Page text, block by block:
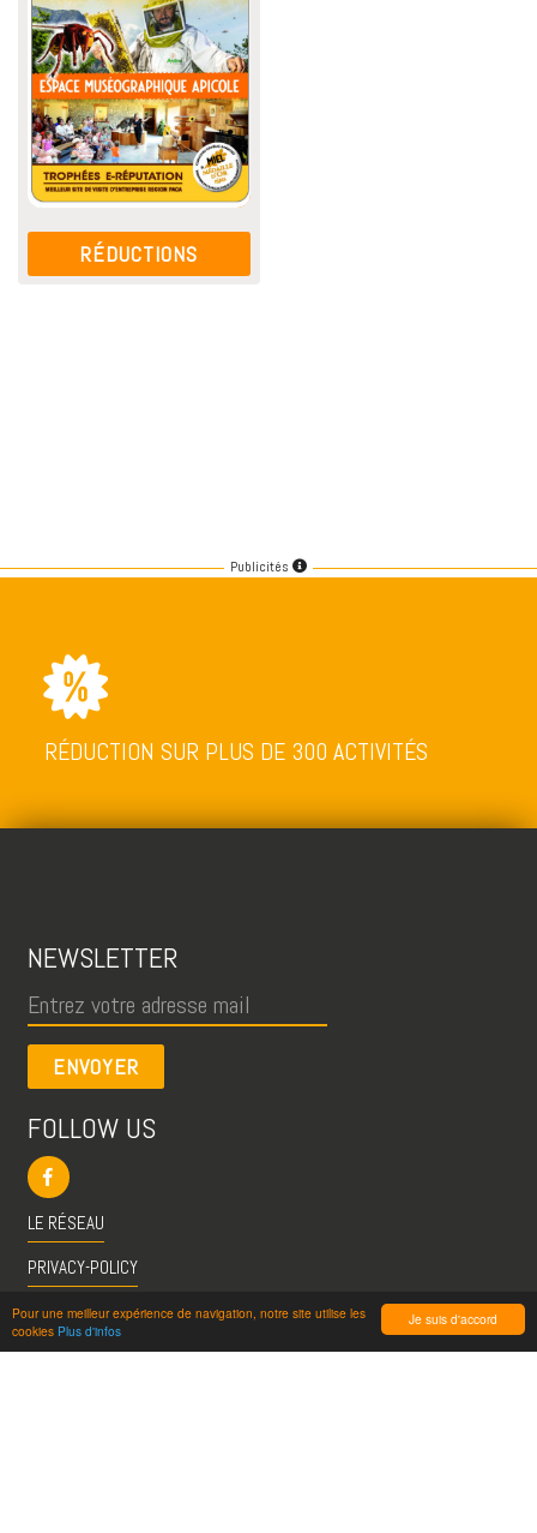
Je suis d'accord
Pour une meilleur expérience de navigation, notre site utilise les
cookies Plus d'infos
RÉDUCTIONS
Publicités
RÉDUCTION SUR PLUS DE 300 ACTIVITÉS
NEWSLETTER
ENVOYER
FOLLOW US
LE RÉSEAU
PRIVACY-POLICY
CGU
INFO@VISITESPASSION.PRO